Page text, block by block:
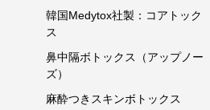
韓国Medytox社製：コアトック
ス
鼻中隔ボトックス（アップノー
ズ）
麻酔つきスキンボトックス